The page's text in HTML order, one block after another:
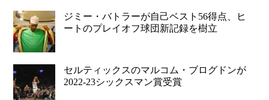
ジミー・バトラーが自己ベスト56得点、ヒ
ートのプレイオフ球団新記録を樹立
セルティックスのマルコム・ブログドンが
2022-23シックスマン賞受賞